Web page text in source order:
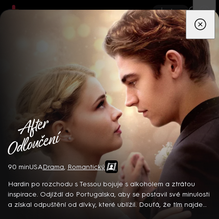
App
Zprávy Novinky Živě
After: Odloučení
90 minUSADrama, Romantický
Hardin po rozchodu s Tessou bojuje s alkoholem a ztrátou
inspirace. Odjíždí do Portugalska, aby se postavil své minulosti
a získal odpuštění od dívky, které ublížil. Doufá, že tím najde
Detektiv Karl Alberg přijíždí do přímořského městečka Gibsons,
aby zde převzal vedení místní policie a začal nový život po
bolestivém rozvodu. Společně se svým týmem odhaluje temná
tajemství, která narušují poklidnou atmosféru komunity a
současně se snaží zvládnout komplikovaný vztah s dospívající
8 epizod